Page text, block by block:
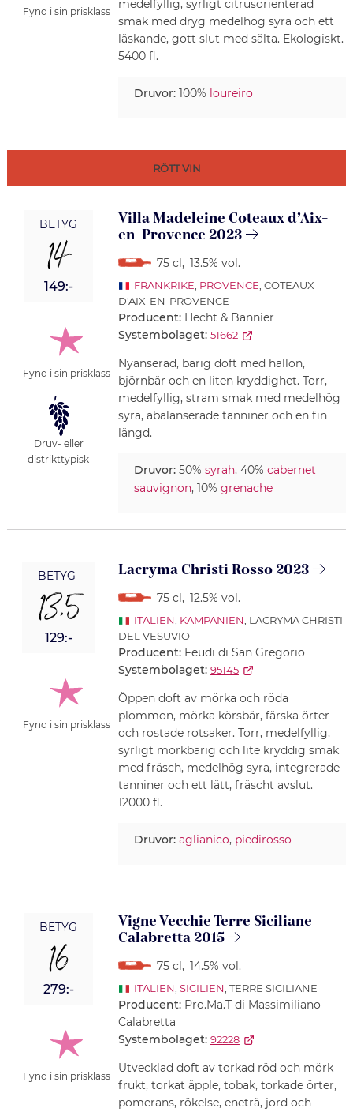
Fynd i sin prisklass
medelfyllig, syrligt citrusorienterad
smak med dryg medelhög syra och ett
läskande, gott slut med sälta. Ekologiskt.
5400 fl.
Druvor:100% loureiro
RÖTT VIN
BETYG
14
149:-
Fynd i sin prisklass
Druv- eller
distrikttypisk
Villa Madeleine Coteaux d’Aix-
en-Provence 2023
75 cl, 13.5% vol.
FRANKRIKE PROVENCE , COTEAUX
D'AIX-EN-PROVENCE
Producent: Hecht & Bannier
Systembolaget: 51662
Nyanserad, bärig doft med hallon,
björnbär och en liten kryddighet. Torr,
medelfyllig, stram smak med medelhög
syra, abalanserade tanniner och en fin
längd.
Druvor:50% syrah, 40% cabernet
sauvignon, 10% grenache
BETYG
13,5
129:-
Fynd i sin prisklass
Lacryma Christi Rosso 2023
75 cl, 12.5% vol.
ITALIEN KAMPANIEN , LACRYMA CHRISTI
DEL VESUVIO
Producent: Feudi di San Gregorio
Systembolaget: 95145
Öppen doft av mörka och röda
plommon, mörka körsbär, färska örter
och rostade rotsaker. Torr, medelfyllig,
syrligt mörkbärig och lite kryddig smak
med fräsch, medelhög syra, integrerade
tanniner och ett lätt, fräscht avslut.
12000 fl.
Druvor: aglianico, piedirosso
BETYG
16
279:-
Fynd i sin prisklass
Vigne Vecchie Terre Siciliane
Calabretta 2015
75 cl, 14.5% vol.
ITALIEN SICILIEN , TERRE SICILIANE
Producent: Pro.Ma.T di Massimiliano
Calabretta
Systembolaget: 92228
Utvecklad doft av torkad röd och mörk
frukt, torkat äpple, tobak, torkade örter,
pomerans, rökelse, eneträ, jord och